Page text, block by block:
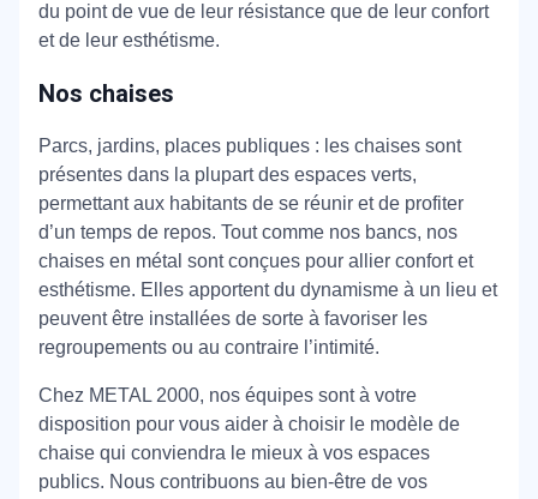
du point de vue de leur résistance que de leur confort
et de leur esthétisme.
Nos chaises
Parcs, jardins, places publiques : les chaises sont
présentes dans la plupart des espaces verts,
permettant aux habitants de se réunir et de profiter
d’un temps de repos. Tout comme nos bancs, nos
chaises en métal sont conçues pour allier confort et
esthétisme. Elles apportent du dynamisme à un lieu et
peuvent être installées de sorte à favoriser les
regroupements ou au contraire l’intimité.
Chez METAL 2000, nos équipes sont à votre
disposition pour vous aider à choisir le modèle de
chaise qui conviendra le mieux à vos espaces
publics. Nous contribuons au bien-être de vos